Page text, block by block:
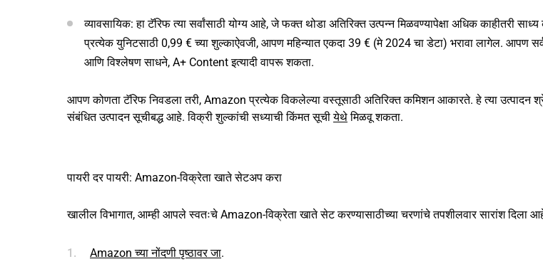
व्यावसायिक: हा टॅरिफ त्या सर्वांसाठी योग्य आहे, जे फक्त थोडा अतिरिक्त उत्पन्न मिळवण्यापेक्षा अधिक काहीतरी
प्रत्येक युनिटसाठी 0,99 € च्या शुल्काऐवजी, आपण महिन्यात एकदा 39 € (मे 2024 चा डेटा) भरावा लागेल. आपण सर्व
आणि विश्लेषण साधने, A+ Content इत्यादी वापरू शकता.
आपण कोणता टॅरिफ निवडला तरी, Amazon प्रत्येक विकलेल्या वस्तूसाठी अतिरिक्त कमिशन आकारते. हे त्या उत्पादन
संबंधित उत्पादन सूचीबद्ध आहे. विक्री शुल्कांची सध्याची किंमत सूचीयेथेमिळवू शकता.
पायरी दर पायरी: Amazon-विक्रेता खाते सेटअप करा
खालील विभागात, आम्ही आपले स्वतःचे Amazon-विक्रेता खाते सेट करण्यासाठीच्या चरणांचे तपशीलवार सारांश दिला
Amazon च्या नोंदणी पृष्ठावर जा.